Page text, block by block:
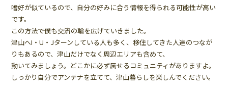
嗜好が似ているので、自分の好みに合う情報を得られる可能性が高い
です。
この方法で僕も交流の輪を広げていきました。
津山へI・U・Jターンしている人も多く、移住してきた人達のつなが
りもあるので、津山だけでなく周辺エリアも含めて、
動いてみましょう。どこかに必ず属せるコミュニティがありますよ。
しっかり自分でアンテナを立てて、津山暮らしを楽しんでください。